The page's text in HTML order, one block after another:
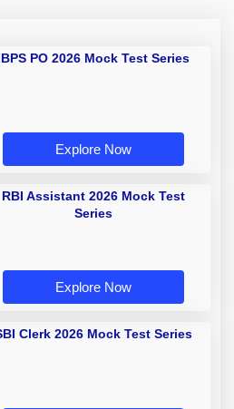
PO 2026 Mock Test Series
Explore Now
RBI Assistant 2026 Mock Test
Series
Explore Now
Clerk 2026 Mock Test Series